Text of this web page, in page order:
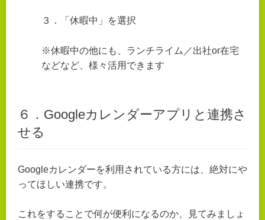
３．「休暇中」を選択
※休暇中の他にも、ランチライム／出社or在宅
などなど、様々活用できます
６．Googleカレンダーアプリと連携さ
せる
Googleカレンダーを利用されている方には、絶対にや
ってほしい連携です。
これをすることで何が便利になるのか、見てみましょ